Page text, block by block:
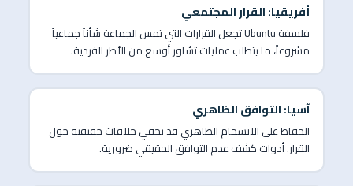
أفريقيا: القرار المجتمعي
فلسفة Ubuntu تجعل القرارات التي تمس الجماعة شأناً جماعياً
مشروعاً، ما يتطلب عمليات تشاور أوسع من الأطر الفردية.
آسيا: التوافق الظاهري
الحفاظ على الانسجام الظاهري قد يخفي خلافات حقيقية حول
القرار. أدوات كشف عدم التوافق الحقيقي ضرورية.